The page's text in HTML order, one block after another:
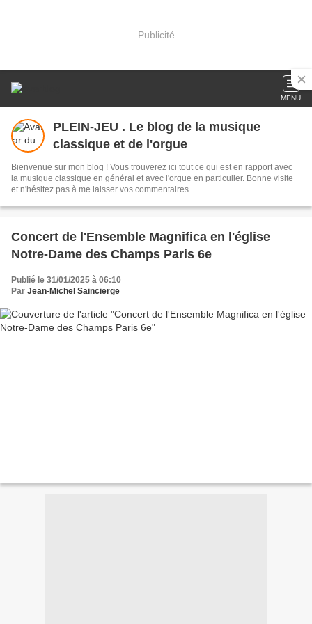
Publicité
MENU
PLEIN-JEU . Le blog de la musique
classique et de l'orgue
Bienvenue sur mon blog ! Vous trouverez ici tout ce qui est en rapport avec
la musique classique en général et avec l'orgue en particulier. Bonne visite
et n'hésitez pas à me laisser vos commentaires.
Concert de l'Ensemble Magnifica en l'église
Notre-Dame des Champs Paris 6e
Publié le 31/01/2025 à 06:10
Par Jean-Michel Saincierge